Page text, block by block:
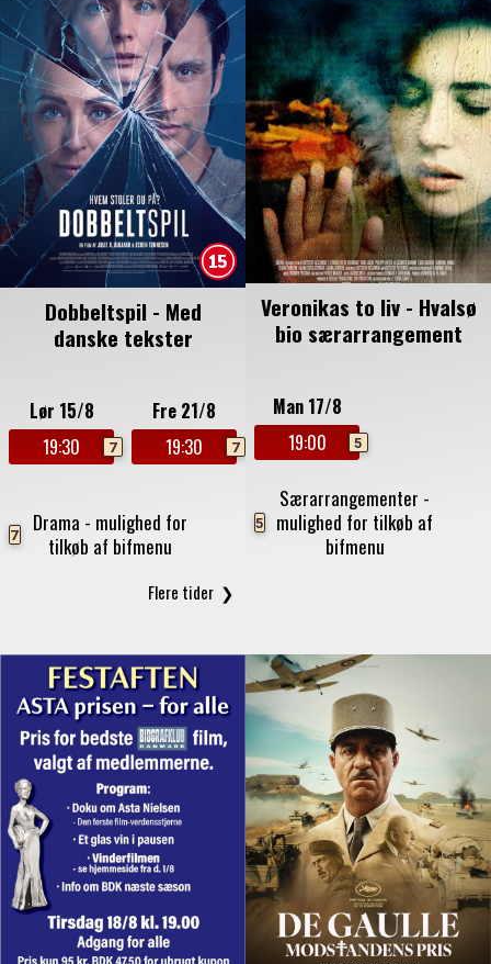
Dobbeltspil - Med
danske tekster
Lør 15/8
19:30
7
Fre 21/8
19:30
7
7
Drama - mulighed for
tilkøb af bifmenu
Veronikas to liv - Hvalsø
bio særarrangement
Man 17/8
19:00
5
5
Særarrangementer -
mulighed for tilkøb af
bifmenu